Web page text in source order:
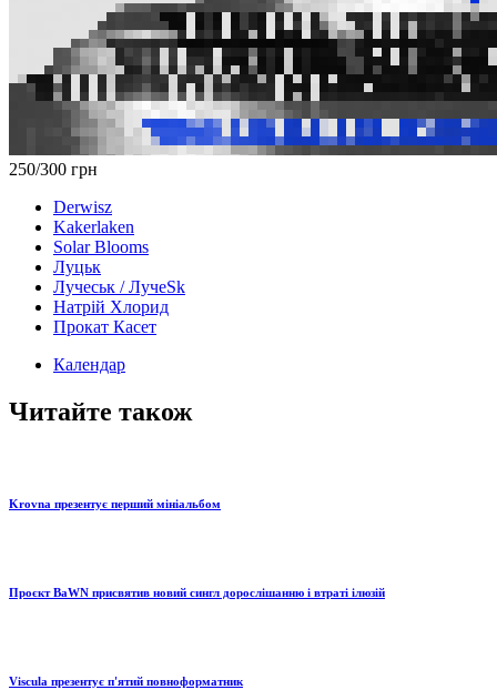
250/300 грн
Derwisz
Kakerlaken
Solar Blooms
Луцьк
Лучеськ / ЛучеSk
Натрій Хлорид
Прокат Касет
Календар
Читайте також
Krovna презентує перший мініальбом
Проєкт BaWN присвятив новий сингл дорослішанню і втраті ілюзій
Viscula презентує п'ятий повноформатник